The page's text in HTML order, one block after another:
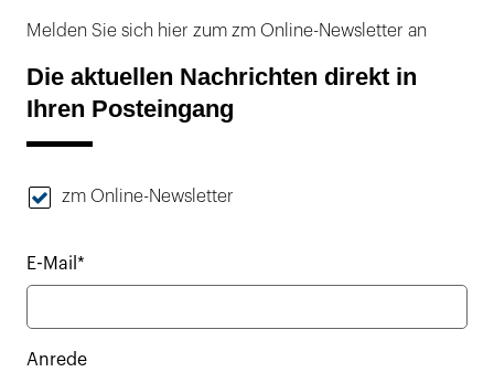
Melden Sie sich hier zum zm Online-Newsletter an
Die aktuellen Nachrichten direkt in
Ihren Posteingang
zm Online-Newsletter
E-Mail*
Anrede